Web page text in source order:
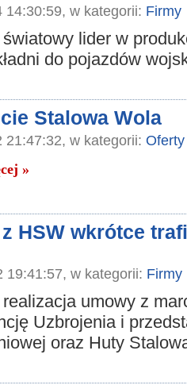
14:30:59, w kategorii: Firmy
lider w
do pojazdów
Stalowa Wola
21:47:32, w kategorii:
»
HSW wkrótce
19:41:57, w kategorii: Firmy
umowy z
Uzbrojenia i
oraz Huty